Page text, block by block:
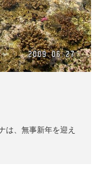
は、無事新年を迎え